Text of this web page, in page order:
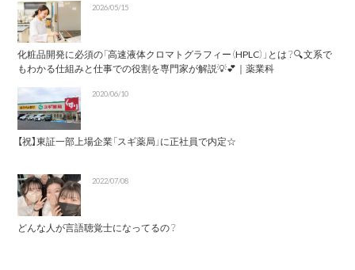
2026/05/15
化粧品開発に必須の「高速液体クロマトグラフィー（HPLC）」とは？🔍文系で
もわかる仕組みと仕事での役割を専門家が解説💡💕｜薬業科
2020/06/10
【祝】東証一部上場企業「スギ薬局」に正社員で内定☆
2022/07/08
どんな人が言語聴覚士になってるの？